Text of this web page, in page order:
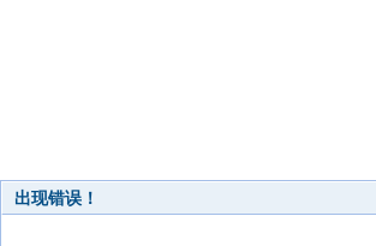
出现错误！